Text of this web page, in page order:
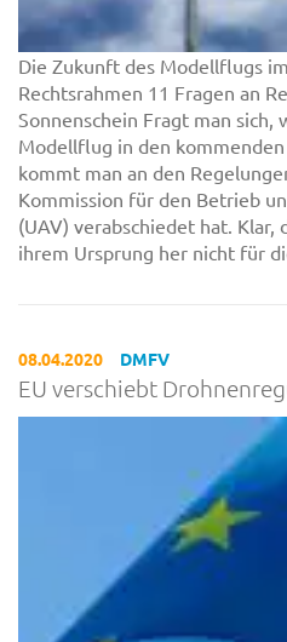
Die Zukunft des Modellflugs
Rechtsrahmen 11 Fragen an
Sonnenschein Fragt man sich,
Modellflug in den kommenden
kommt man an den
Kommission für den Betrieb
(UAV) verabschiedet hat. Klar,
ihrem Ursprung her nicht für
08.04.2020 DMFV
EU verschiebt